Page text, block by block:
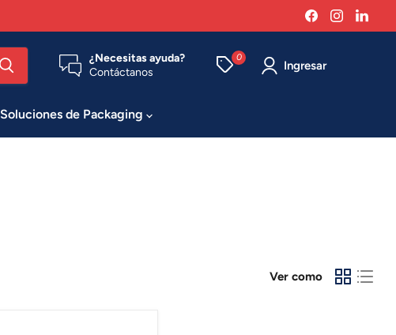
Encuéntrenos
en
en
¿Necesitas ayuda?
Contáctanos
0
Ingresar
Soluciones de Packaging
Ver como